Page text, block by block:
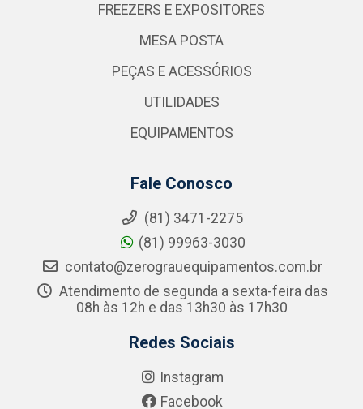
FREEZERS E EXPOSITORES
MESA POSTA
PEÇAS E ACESSÓRIOS
UTILIDADES
EQUIPAMENTOS
Fale Conosco
(81) 3471-2275
(81) 99963-3030
contato@zerograuequipamentos.com.br
Atendimento de segunda a sexta-feira das
08h às 12h e das 13h30 às 17h30
Redes Sociais
Instagram
Facebook